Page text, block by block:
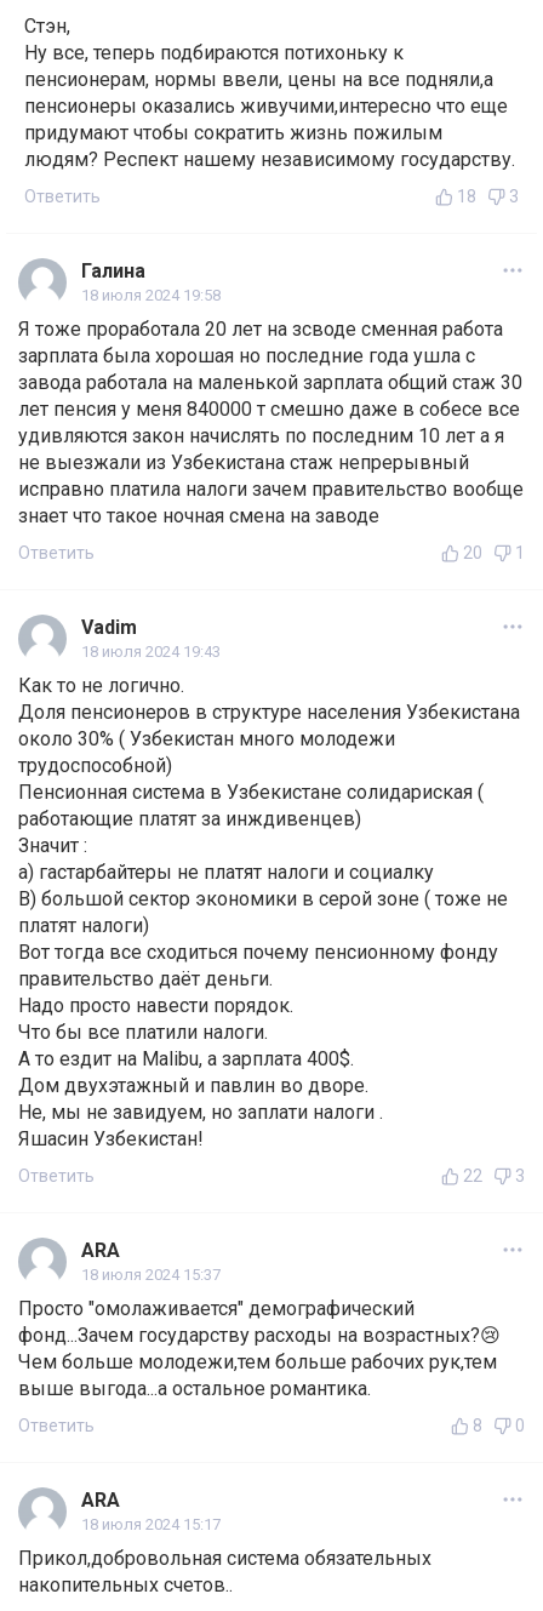
Стэн,
Ну все, теперь подбираются потихоньку к
пенсионерам, нормы ввели, цены на все подняли,а
пенсионеры оказались живучими,интересно что еще
придумают чтобы сократить жизнь пожилым
людям? Респект нашему независимому государству.
Ответить 18 3
Галина
18 июля 2024 19:58
Я тоже проработала 20 лет на зсводе сменная работа
зарплата была хорошая но последние года ушла с
завода работала на маленькой зарплата общий стаж 30
лет пенсия у меня 840000 т смешно даже в собесе все
удивляются закон начислять по последним 10 лет а я
не выезжали из Узбекистана стаж непрерывный
исправно платила налоги зачем правительство вообще
знает что такое ночная смена на заводе
Ответить 20 1
Vadim
18 июля 2024 19:43
Как то не логично.
Доля пенсионеров в структуре населения Узбекистана
около 30% ( Узбекистан много молодежи
трудоспособной)
Пенсионная система в Узбекистане солидариская (
работающие платят за инждивенцев)
Значит :
а) гастарбайтеры не платят налоги и социалку
В) большой сектор экономики в серой зоне ( тоже не
платят налоги)
Вот тогда все сходиться почему пенсионному фонду
правительство даёт деньги.
Надо просто навести порядок.
Что бы все платили налоги.
А то ездит на Malibu, а зарплата 400$.
Дом двухэтажный и павлин во дворе.
Не, мы не завидуем, но заплати налоги .
Яшасин Узбекистан!
Ответить 22 3
ARA
18 июля 2024 15:37
Просто "омолаживается" демографический
фонд...Зачем государству расходы на возрастных?😢
Чем больше молодежи,тем больше рабочих рук,тем
выше выгода...а остальное романтика.
Ответить 8 0
ARA
18 июля 2024 15:17
Прикол,добровольная система обязательных
накопительных счетов..